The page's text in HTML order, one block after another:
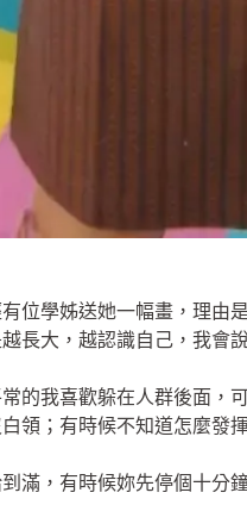
位學姊送她一幅畫，理由
長大，越認識自己，我會
的我喜歡躲在人群後面，
領；有時候不知道怎麼發
滿，有時候妳先停個十分